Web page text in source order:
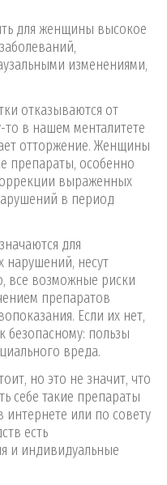
для женщины высокое
изменениями,
отказываются от
в нашем менталитете
отторжение. Женщины
препараты, особенно
выраженных
в период
для
нарушений, несут
все возможные риски
препаратов
Если их нет,
безопасному: пользы
вреда.
но это не значит, что
себе такие препараты
или по совету
есть
и индивидуальные